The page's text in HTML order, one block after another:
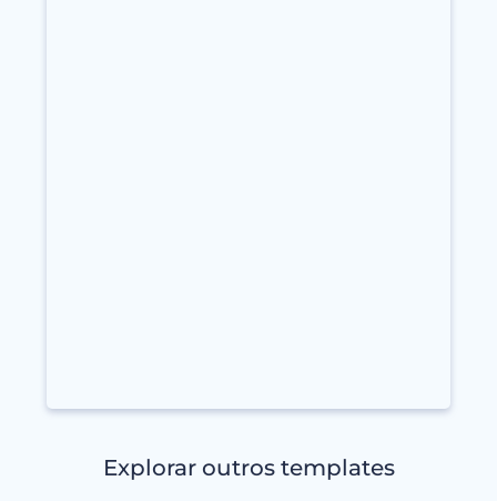
Explorar outros templates